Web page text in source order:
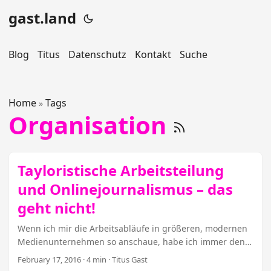
gast.land
Blog Titus Datenschutz Kontakt Suche
Home » Tags
Organisation
Tayloristische Arbeitsteilung
und Onlinejournalismus – das
geht nicht!
Wenn ich mir die Arbeitsabläufe in größeren, modernen
Medienunternehmen so anschaue, habe ich immer den
Eindruck, ich sehe Charlie Chaplin in „Moderne Zeiten“:
Vorne legt jemand was aufs Fließband – zum Beispiel ein
February 17, 2016 · 4 min · Titus Gast